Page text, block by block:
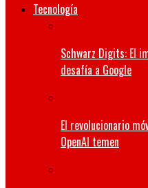
Tecnología
Schwarz Digits: El
desafía a Google
El revolucionario
OpenAI temen